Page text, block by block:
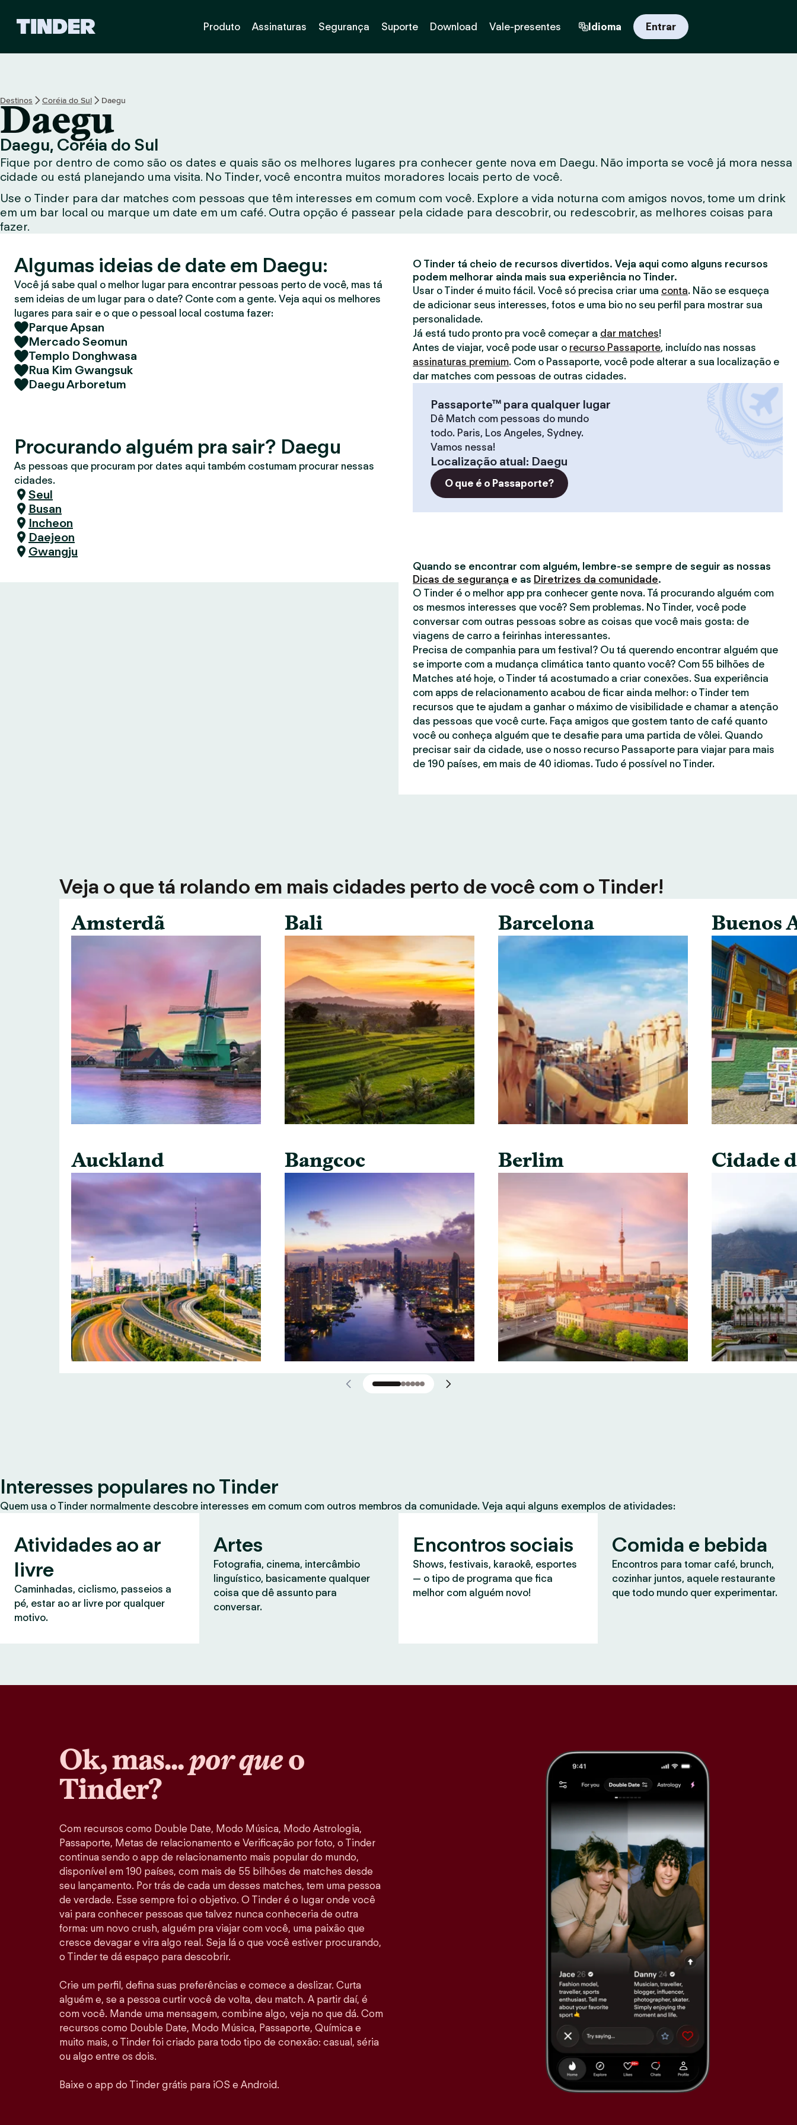
i
n
c
i
a
l
o
T
e
r
Produto Assinaturas Segurança Suporte Download Vale-presentes Idioma Entrar
Destinos Coréia do Sul Daegu
Daegu
Daegu, Coréia do Sul
Fique por dentro de como são os dates e quais são os melhores lugares pra conhecer gente nova em Daegu. Não importa se você já mora nessa
cidade ou está planejando uma visita. No Tinder, você encontra muitos moradores locais perto de você.
Use o Tinder para dar matches com pessoas que têm interesses em comum com você. Explore a vida noturna com amigos novos, tome um drink
em um bar local ou marque um date em um café. Outra opção é passear pela cidade para descobrir, ou redescobrir, as melhores coisas para
fazer.
Algumas ideias de date em Daegu:
Você já sabe qual o melhor lugar para encontrar pessoas perto de você, mas tá
sem ideias de um lugar para o date? Conte com a gente. Veja aqui os melhores
lugares para sair e o que o pessoal local costuma fazer:
Parque Apsan
Mercado Seomun
Templo Donghwasa
Rua Kim Gwangsuk
Daegu Arboretum
Procurando alguém pra sair? Daegu
As pessoas que procuram por dates aqui também costumam procurar nessas
cidades.
Seul
Busan
Incheon
Daejeon
Gwangju
O Tinder tá cheio de recursos divertidos. Veja aqui como alguns recursos
podem melhorar ainda mais sua experiência no Tinder.
Usar o Tinder é muito fácil. Você só precisa criar uma conta. Não se esqueça
de adicionar seus interesses, fotos e uma bio no seu perfil para mostrar sua
personalidade.
Já está tudo pronto pra você começar a dar matches!
Antes de viajar, você pode usar o recurso Passaporte, incluído nas nossas
assinaturas premium. Com o Passaporte, você pode alterar a sua localização e
dar matches com pessoas de outras cidades.
Passaporte™ para qualquer lugar
Dê Match com pessoas do mundo
todo. Paris, Los Angeles, Sydney.
Vamos nessa!
Localização atual: Daegu
O que é o Passaporte?
Quando se encontrar com alguém, lembre-se sempre de seguir as nossas
Dicas de segurança e as Diretrizes da comunidade.
O Tinder é o melhor app pra conhecer gente nova. Tá procurando alguém com
os mesmos interesses que você? Sem problemas. No Tinder, você pode
conversar com outras pessoas sobre as coisas que você mais gosta: de
viagens de carro a feirinhas interessantes.
Precisa de companhia para um festival? Ou tá querendo encontrar alguém que
se importe com a mudança climática tanto quanto você? Com 55 bilhões de
Matches até hoje, o Tinder tá acostumado a criar conexões. Sua experiência
com apps de relacionamento acabou de ficar ainda melhor: o Tinder tem
recursos que te ajudam a ganhar o máximo de visibilidade e chamar a atenção
das pessoas que você curte. Faça amigos que gostem tanto de café quanto
você ou conheça alguém que te desafie para uma partida de vôlei. Quando
precisar sair da cidade, use o nosso recurso Passaporte para viajar para mais
de 190 países, em mais de 40 idiomas. Tudo é possível no Tinder.
Veja o que tá rolando em mais cidades perto de você com o Tinder!
Amsterdã
Auckland
Bali
Bangcoc
Barcelona
Berlim
Buenos
Cidade
Interesses populares no Tinder
Quem usa o Tinder normalmente descobre interesses em comum com outros membros da comunidade. Veja aqui alguns exemplos de atividades:
Atividades ao ar
livre
Caminhadas, ciclismo, passeios a
pé, estar ao ar livre por qualquer
motivo.
Artes
Fotografia, cinema, intercâmbio
linguístico, basicamente qualquer
coisa que dê assunto para
conversar.
Encontros sociais
Shows, festivais, karaokê, esportes
— o tipo de programa que fica
melhor com alguém novo!
Comida e bebida
Encontros para tomar café, brunch,
cozinhar juntos, aquele restaurante
que todo mundo quer experimentar.
Ok, mas...por queo
Tinder?
Com recursos como Double Date, Modo Música, Modo Astrologia,
Passaporte, Metas de relacionamento e Verificação por foto, o Tinder
continua sendo o app de relacionamento mais popular do mundo,
disponível em 190 países, com mais de 55 bilhões de matches desde
seu lançamento. Por trás de cada um desses matches, tem uma pessoa
de verdade. Esse sempre foi o objetivo. O Tinder é o lugar onde você
vai para conhecer pessoas que talvez nunca conheceria de outra
forma: um novo crush, alguém pra viajar com você, uma paixão que
cresce devagar e vira algo real. Seja lá o que você estiver procurando,
o Tinder te dá espaço para descobrir.
Crie um perfil, defina suas preferências e comece a deslizar. Curta
alguém e, se a pessoa curtir você de volta, deu match. A partir daí, é
com você. Mande uma mensagem, combine algo, veja no que dá. Com
recursos como Double Date, Modo Música, Passaporte, Química e
muito mais, o Tinder foi criado para todo tipo de conexão: casual, séria
ou algo entre os dois.
Baixe o app do Tinder grátis para iOS e Android.